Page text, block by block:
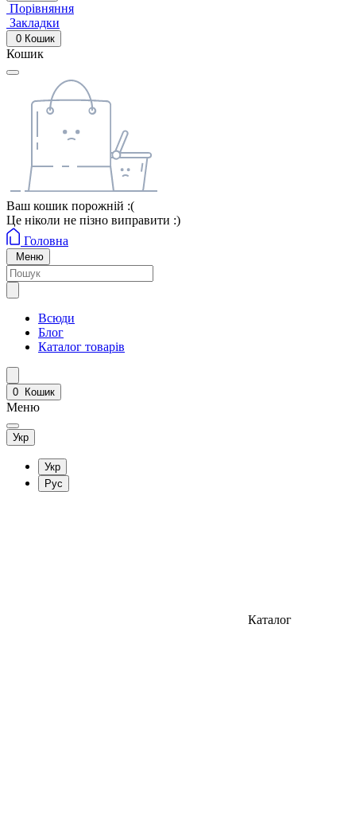
Порівняння
Закладки
0 Кошик
Кошик
Ваш кошик порожній :(
Це ніколи не пізно виправити :)
Головна
Меню
Всюди
Блог
Каталог товарів
0 Кошик
Меню
Укр
Укр
Рус
Каталог